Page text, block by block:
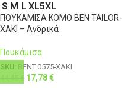
S M L XL5XL
ΠΟΥΚΑΜΙΣΑ KOMO BEN TAILOR-
ΧΑΚΙ – Ανδρικά
Πουκάμισα
SKU: BENT.0575-ΧΑΚΙ
€ 17,78€